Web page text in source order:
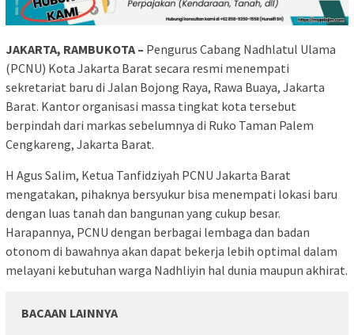
JAKARTA, RAMBUKOTA – Pengurus Cabang Nadhlatul Ulama
(PCNU) Kota Jakarta Barat secara resmi menempati
sekretariat baru di Jalan Bojong Raya, Rawa Buaya, Jakarta
Barat. Kantor organisasi massa tingkat kota tersebut
berpindah dari markas sebelumnya di Ruko Taman Palem
Cengkareng, Jakarta Barat.
H Agus Salim, Ketua Tanfidziyah PCNU Jakarta Barat
mengatakan, pihaknya bersyukur bisa menempati lokasi baru
dengan luas tanah dan bangunan yang cukup besar.
Harapannya, PCNU dengan berbagai lembaga dan badan
otonom di bawahnya akan dapat bekerja lebih optimal dalam
melayani kebutuhan warga Nadhliyin hal dunia maupun akhirat.
BACAAN LAINNYA